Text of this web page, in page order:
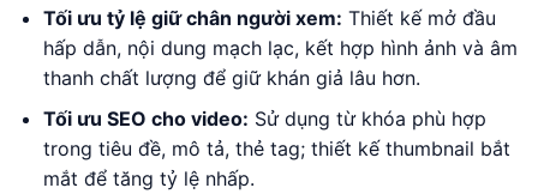
Tối ưu tỷ lệ giữ chân người xem: Thiết kế mở đầu
hấp dẫn, nội dung mạch lạc, kết hợp hình ảnh và âm
thanh chất lượng để giữ khán giả lâu hơn.
Tối ưu SEO cho video: Sử dụng từ khóa phù hợp
trong tiêu đề, mô tả, thẻ tag; thiết kế thumbnail bắt
mắt để tăng tỷ lệ nhấp.